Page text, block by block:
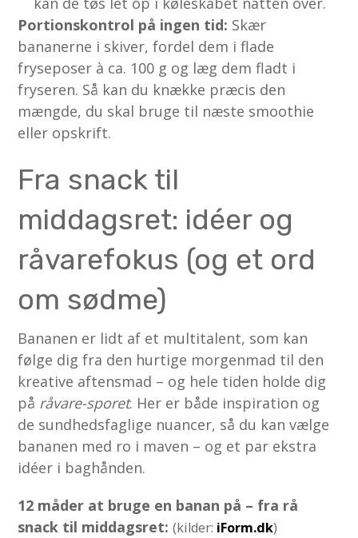
Portionskontrol på ingen tid: Skær
bananerne i skiver, fordel dem i flade
fryseposer à ca. 100 g og læg dem fladt i
fryseren. Så kan du knække præcis den
mængde, du skal bruge til næste smoothie
eller opskrift.
Fra snack til
middagsret: idéer og
råvarefokus (og et ord
om sødme)
Bananen er lidt af et multitalent, som kan
følge dig fra den hurtige morgenmad til den
kreative aftensmad – og hele tiden holde dig
på råvare-sporet. Her er både inspiration og
de sundhedsfaglige nuancer, så du kan vælge
bananen med ro i maven – og et par ekstra
idéer i baghånden.
12 måder at bruge en banan på – fra rå
snack til middagsret: (kilder: iForm.dk)